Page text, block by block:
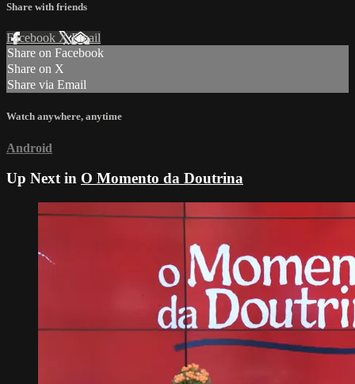
Share with friends
Facebook XEmail
Share on Facebook
Share on X
Share via Email
Watch anywhere, anytime
Android
Up Next in O Momento da Doutrina